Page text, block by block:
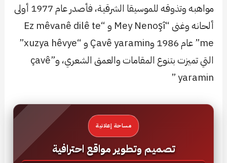
مواهبه وتذوقه للموسيقا الشرقية، فأصدر عام 1977 أولى
ألحانه وغنى “Mey Nenoşî و “Ez mêvanê dilê te
me” عام 1986 وÇavê yaramin و “xuzya hêvye”
التي تميزت بتنوع المقامات والعمق الشعري، و”çavê
yaramin ”
مساحة إعلانية
تصميم وتطوير مواقع احترافية